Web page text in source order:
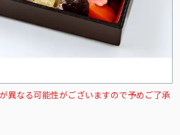
異なる可能性がございますので予めご了承